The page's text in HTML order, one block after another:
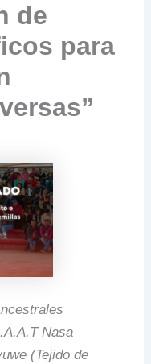
de
para
Nasa
(Tejido de